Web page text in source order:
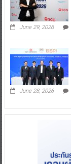
June 29, 2026
June 28, 2026